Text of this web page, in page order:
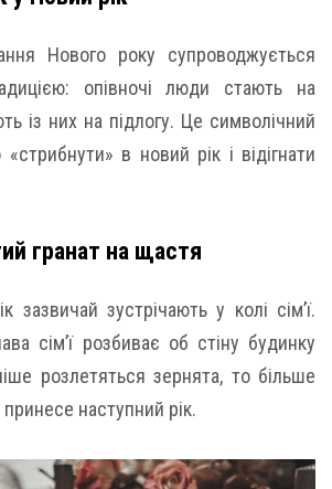
Нового року супроводжується
опівночі люди стають на
із них на підлогу. Це символічний
в новий рік і відігнати
гранат на щастя
зазвичай зустрічають у колі сім’ї.
сім’ї розбиває об стіну будинку
розлетяться зернята, то більше
наступний рік.